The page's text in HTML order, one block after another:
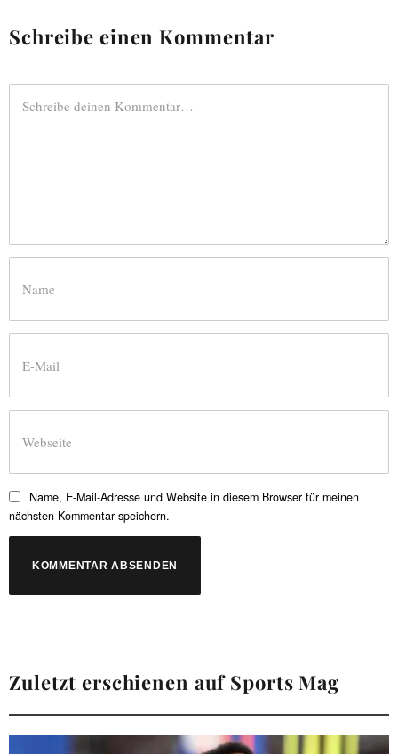
Schreibe einen Kommentar
Name, E-Mail-Adresse und Website in diesem Browser für meinen
nächsten Kommentar speichern.
Zuletzt erschienen auf Sports Mag